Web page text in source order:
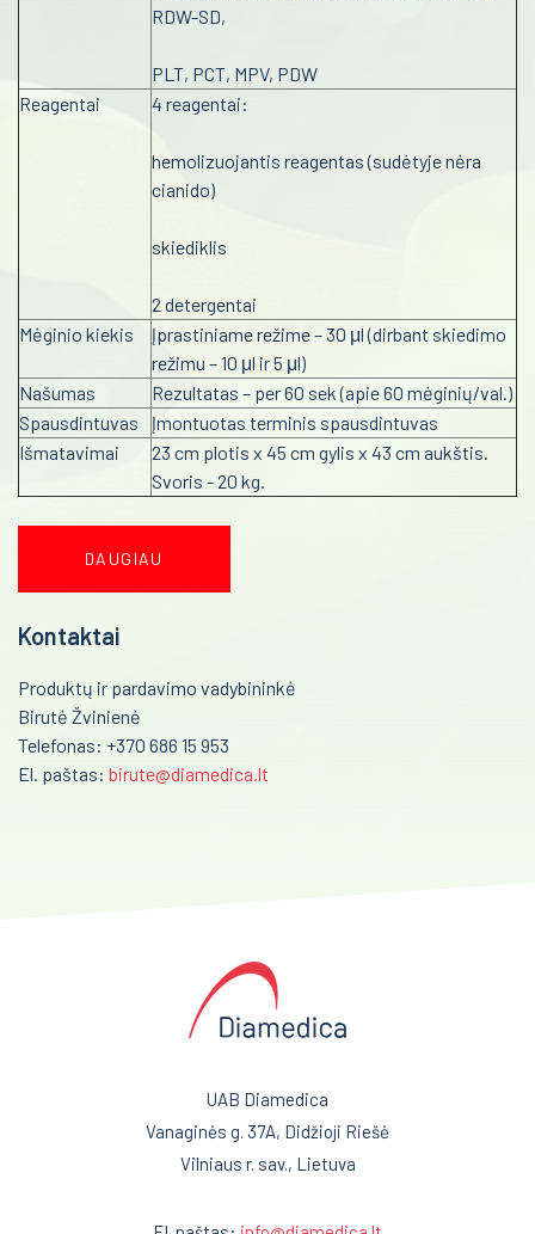
RDW-SD,
PLT, PCT, MPV, PDW
Reagentai
4 reagentai:
hemolizuojantis reagentas (sudėtyje nėra
cianido)
skiediklis
2 detergentai
Mėginio kiekis
Įprastiniame režime – 30 μl (dirbant skiedimo
režimu – 10 μl ir 5 μl)
Našumas
Rezultatas – per 60 sek (apie 60 mėginių/val.)
Spausdintuvas
Įmontuotas terminis spausdintuvas
Išmatavimai
23 cm plotis x 45 cm gylis x 43 cm aukštis.
Svoris - 20 kg.
DAUGIAU
Kontaktai
Produktų ir pardavimo vadybininkė
Birutė Žvinienė
Telefonas: +370 686 15 953
El. paštas: birute@diamedica.lt
UAB Diamedica
Vanaginės g. 37A, Didžioji Riešė
Vilniaus r. sav., Lietuva